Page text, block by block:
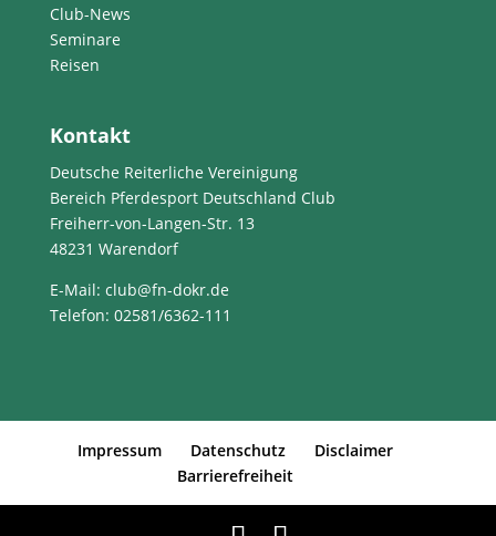
Club-News
Seminare
Reisen
Kontakt
Deutsche Reiterliche Vereinigung
Bereich Pferdesport Deutschland Club
Freiherr-von-Langen-Str. 13
48231 Warendorf
E-Mail: club@fn-dokr.de
Telefon: 02581/6362-111
Impressum Datenschutz
Disclaimer
Barrierefreiheit